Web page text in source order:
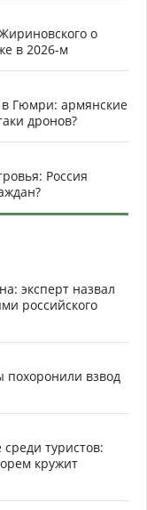
о
в 2026-м
в Гюмри: армянские
дронов?
Россия
эксперт назвал
российского
похоронили взвод
туристов:
кружит